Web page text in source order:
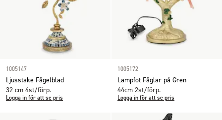
1005147
Ljusstake Fågelblad
32 cm 4st/förp.
Logga in för att se pris
1005172
Lampfot Fåglar på Gren
44cm 2st/förp.
Logga in för att se pris